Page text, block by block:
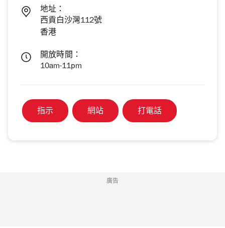
地址：
西貢白沙灣112號
香港
開放時間：
10am-11pm
指示 網站 打電話
廣告